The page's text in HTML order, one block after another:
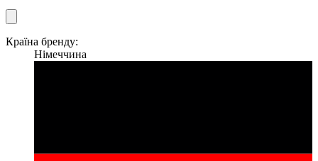
Країна бренду:
Німеччина